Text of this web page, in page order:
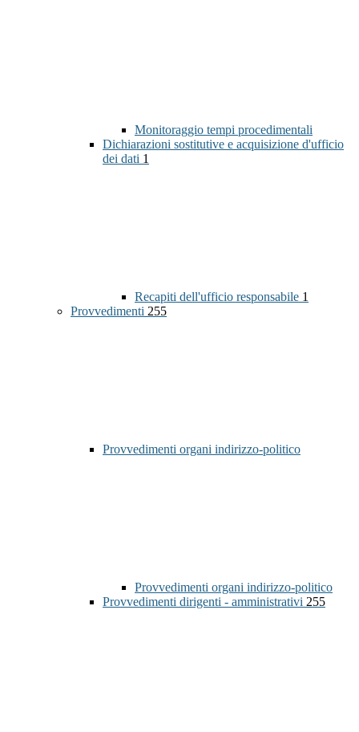
Monitoraggio tempi procedimentali
Dichiarazioni sostitutive e acquisizione d'ufficio
dei dati 1
Recapiti dell'ufficio responsabile 1
Provvedimenti 255
Provvedimenti organi indirizzo-politico
Provvedimenti organi indirizzo-politico
Provvedimenti dirigenti - amministrativi 255